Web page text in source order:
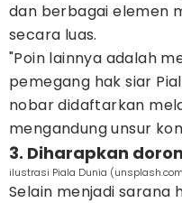
dan berbagai elemen
secara luas.
"Poin lainnya adalah
pemegang hak siar
nobar didaftarkan
mengandung unsur
3. Diharapkan
ilustrasi Piala Dunia
Selain menjadi sarana